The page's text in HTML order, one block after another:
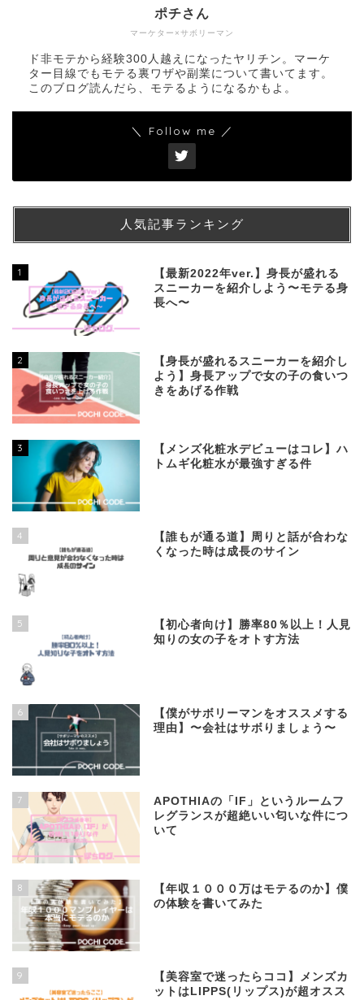
マーケター×サボリーマン
ポチさん
ド非モテから経験300人越えになったヤリチン。マーケ
ター目線でもモテる裏ワザや副業について書いてます。
このブログ読んだら、モテるようになるかもよ。
＼ Follow me ／
人気記事ランキング
1
【最新2022年ver.】身長が盛れる
スニーカーを紹介しよう〜モテる身
長へ〜
2
【身長が盛れるスニーカーを紹介し
よう】身長アップで女の子の食いつ
きをあげる作戦
3
【メンズ化粧水デビューはコレ】ハ
トムギ化粧水が最強すぎる件
4
【誰もが通る道】周りと話が合わな
くなった時は成長のサイン
5
【初心者向け】勝率80％以上！人見
知りの女の子をオトす方法
6
【僕がサボリーマンをオススメする
理由】〜会社はサボりましょう〜
7
APOTHIAの「IF」というルームフ
レグランスが超絶いい匂いな件につ
いて
8
【年収１０００万はモテるのか】僕
の体験を書いてみた
9
【美容室で迷ったらココ】メンズカ
ットはLIPPS(リップス)が超オスス